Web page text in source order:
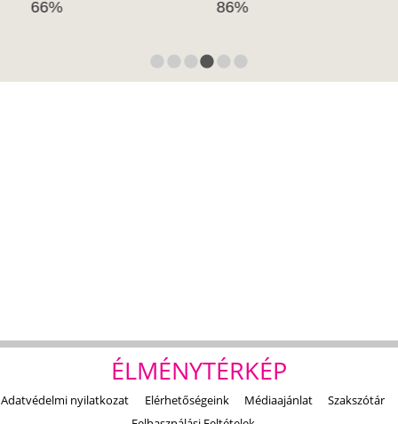
ÉLMÉNYTÉRKÉP
Adatvédelmi nyilatkozat Elérhetőségeink Médiaajánlat
Szakszótár